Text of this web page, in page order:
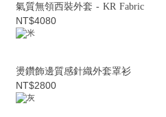
氣質無領西裝外套 - KR Fabric
NT$4080
燙鑽飾邊質感針織外套罩衫
NT$2800